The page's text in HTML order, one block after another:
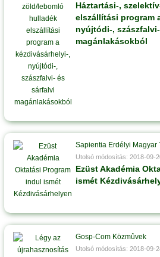
Háztartási-,
elszállítási program
nyújtódi-,
magánlakásokból
Sapientia Erdélyi Magyar
Utolsó módosítás: 2018-09-
Ezüst Akadémia
ismét
Gosp-Com Közmûvek
Utolsó módosítás: 2018-09-